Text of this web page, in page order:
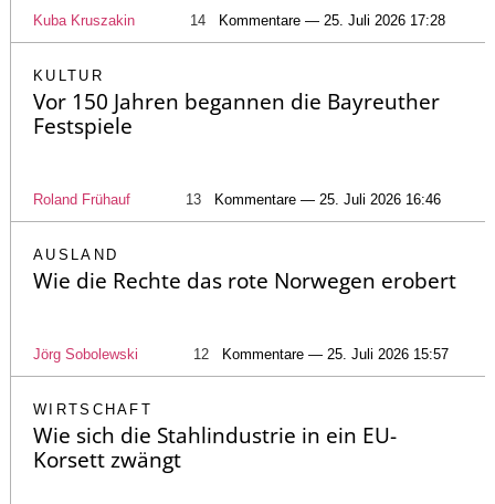
Kuba Kruszakin 14 Kommentare — 25. Juli 2026 17:28
KULTUR
Vor 150 Jahren begannen die Bayreuther
Festspiele
Roland Frühauf 13 Kommentare — 25. Juli 2026 16:46
AUSLAND
Wie die Rechte das rote Norwegen erobert
Jörg Sobolewski 12 Kommentare — 25. Juli 2026 15:57
WIRTSCHAFT
Wie sich die Stahlindustrie in ein EU-
Korsett zwängt